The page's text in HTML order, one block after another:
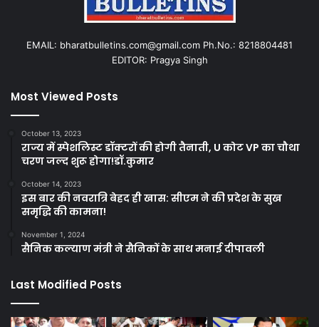
EMAIL: bharatbulletins.com@gmail.com Ph.No.: 8218804481
EDITOR: Pragya Singh
Most Viewed Posts
October 13, 2023
राज्य में स्पेशलिस्ट डॉक्टरों की होगी तैनाती, U कोट VP का चौथा
चरण जल्द शुरू होगा!डॉ.कुमार
October 14, 2023
इस बार की नवरात्रि बेहद ही खास: सीएम ने की प्रदेश के सुख
समृद्धि की कामना!
November 1, 2024
सैनिक कल्याण मंत्री ने सैनिकों के साथ मनाई दीपावली
Last Modified Posts